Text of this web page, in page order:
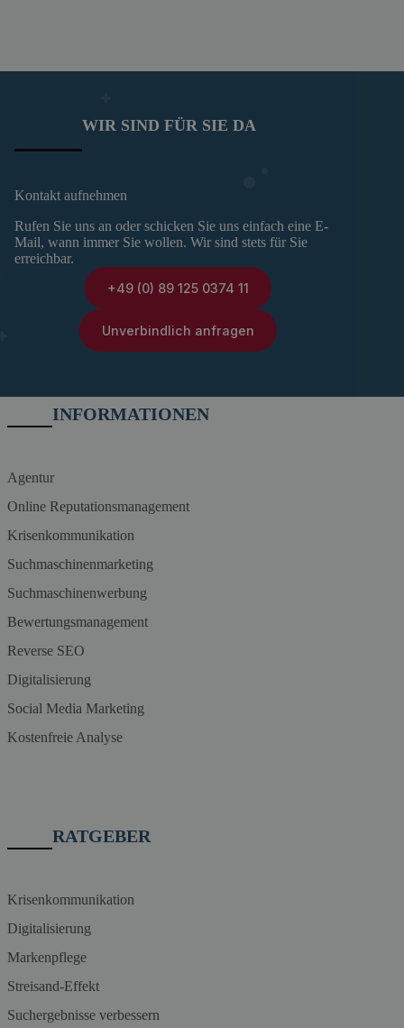
WIR SIND FÜR SIE DA
Kontakt aufnehmen
Rufen Sie uns an oder schicken Sie uns einfach eine E-
Mail, wann immer Sie wollen. Wir sind stets für Sie
erreichbar.
+49 (0) 89 125 0374 11
Unverbindlich anfragen
INFORMATIONEN
Agentur
Online Reputationsmanagement
Krisenkommunikation
Suchmaschinenmarketing
Suchmaschinenwerbung
Bewertungsmanagement
Reverse SEO
Digitalisierung
Social Media Marketing
Kostenfreie Analyse
RATGEBER
Krisenkommunikation
Digitalisierung
Markenpflege
Streisand-Effekt
Suchergebnisse verbessern